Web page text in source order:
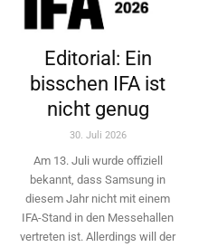
Editorial: Ein
bisschen IFA ist
nicht genug
30. Juli 2026
Am 13. Juli wurde offiziell
bekannt, dass Samsung in
diesem Jahr nicht mit einem
IFA-Stand in den Messehallen
vertreten ist. Allerdings will ­der